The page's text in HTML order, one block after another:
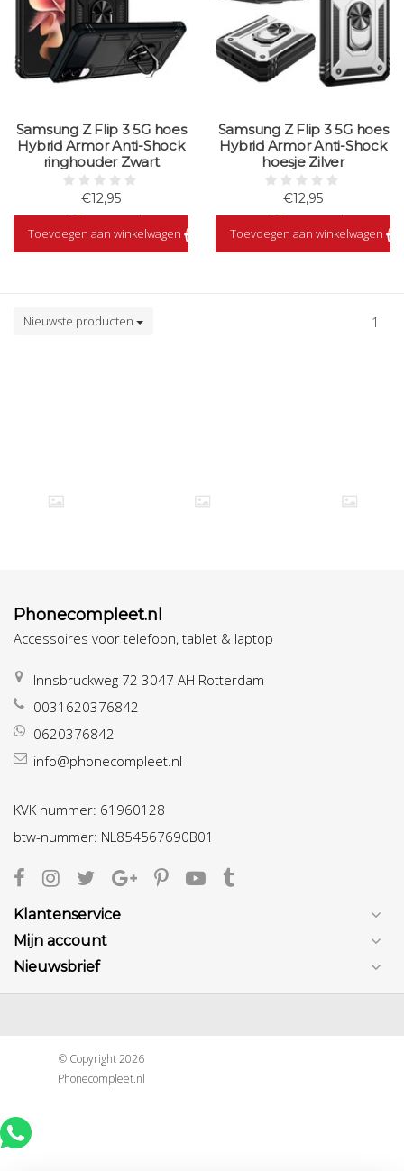
Samsung Z Flip 3 5G hoes
Hybrid Armor Anti-Shock
ringhouder Zwart
€12,95
Op voorraad
Toevoegen aan winkelwagen
Samsung Z Flip 3 5G hoes
Hybrid Armor Anti-Shock
hoesje Zilver
€12,95
Op voorraad
Toevoegen aan winkelwagen
Nieuwste producten 1
Phonecompleet.nl
Accessoires voor telefoon, tablet & laptop
Innsbruckweg 72 3047 AH Rotterdam
0031620376842
0620376842
info@phonecompleet.nl
KVK nummer: 61960128
btw-nummer: NL854567690B01
Klantenservice
Mijn account
Nieuwsbrief
© Copyright 2026
Phonecompleet.nl